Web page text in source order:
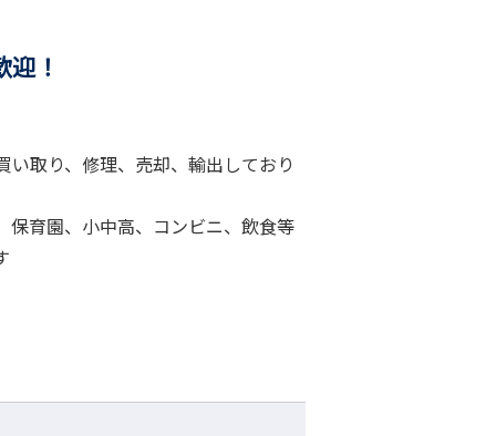
！
取り、修理、売却、輸出しており
育園、小中高、コンビニ、飲食等